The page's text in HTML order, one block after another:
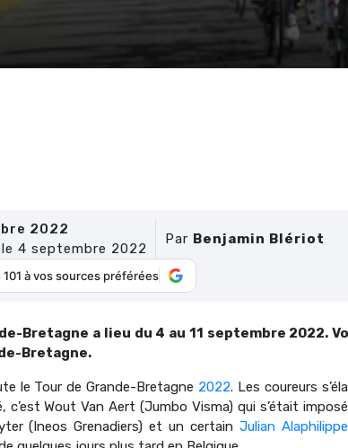
2022
le 4 septembre 2022
Par Benjamin Blériot
à vos sources préférées
Bretagne a lieu du 4 au 11 septembre 2022.
Bretagne.
le Tour de Grande-Bretagne 2022. Les coureurs
c’est Wout Van Aert (Jumbo Visma) qui s’était
(Ineos Grenadiers) et un certain Julian Alaphilippe